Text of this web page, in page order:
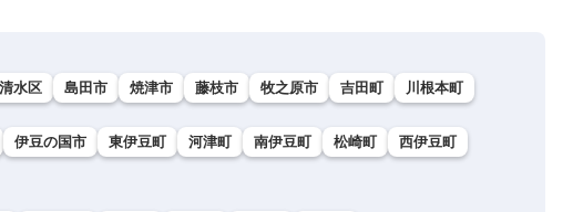
水区 島田市 焼津市 藤枝市 牧之原市 吉田町 川根本町
伊豆の国市 東伊豆町 河津町 南伊豆町 松崎町
西伊豆町